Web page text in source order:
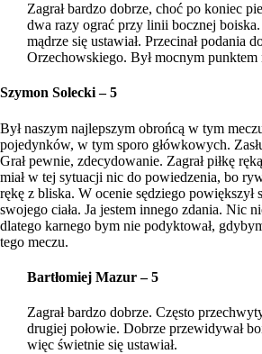
Zagrał bardzo dobrze, choć po koniec
dwa razy ograć przy linii bocznej
mądrze się ustawiał. Przecinał podania
Orzechowskiego. Był mocnym punktem
Szymon Solecki – 5
Był naszym najlepszym obrońcą w tym
pojedynków, w tym sporo główkowych.
Grał pewnie, zdecydowanie. Zagrał piłkę
miał w tej sytuacji nic do powiedzenia, bo
rękę z bliska. W ocenie sędziego powiększył
swojego ciała. Ja jestem innego zdania. Nic
dlatego karnego bym nie podyktował,
tego meczu.
Bartłomiej Mazur – 5
Zagrał bardzo dobrze. Często
drugiej połowie. Dobrze przewidywał
więc świetnie się ustawiał.